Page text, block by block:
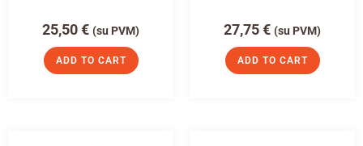
25,50€ (su PVM)
ADD TO CART
27,75€ (su PVM)
ADD TO CART